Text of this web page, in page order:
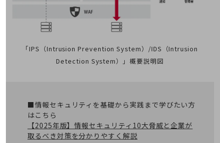
通信モジュール製品
衛星携帯電話
IOT完了済みメーカーブランド製品
ケータイプラン
5Gデータプラス
データプラス
「IPS（Intrusion Prevention System）/IDS（Intrusion
Detection System）」概要説明図
■情報セキュリティを基礎から実践まで学びたい方
はこちら
【2025年版】情報セキュリティ10大脅威と企業が
取るべき対策を分かりやすく解説